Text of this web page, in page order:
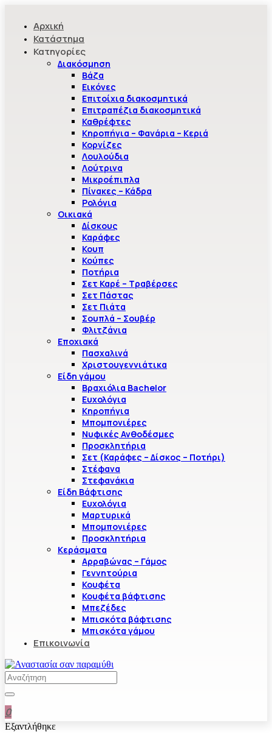
Αρχική
Κατάστημα
Κατηγορίες
Διακόσμηση
Βάζα
Εικόνες
Επιτοίχια διακοσμητικά
Επιτραπέζια διακοσμητικά
Καθρέφτες
Κηροπήγια – Φανάρια – Κεριά
Κορνίζες
Λουλούδια
Λούτρινα
Μικροέπιπλα
Πίνακες – Κάδρα
Ρολόγια
Οικιακά
Δίσκους
Καράφες
Κουπ
Κούπες
Ποτήρια
Σετ Καρέ – Τραβέρσες
Σετ Πάστας
Σετ Πιάτα
Σουπλά – Σουβέρ
Φλιτζάνια
Εποχιακά
Πασχαλινά
Χριστουγεννιάτικα
Είδη γάμου
Βραχιόλια Bachelor
Ευχολόγια
Κηροπήγια
Μπομπονιέρες
Νυφικές Ανθοδέσμες
Προσκλητήρια
Σετ (Καράφες – Δίσκος – Ποτήρι)
Στέφανα
Στεφανάκια
Είδη Βάφτισης
Ευχολόγια
Μαρτυρικά
Μπομπονιέρες
Προσκλητήρια
Κεράσματα
Αρραβώνας – Γάμος
Γεννητούρια
Κουφέτα
Κουφέτα βάφτισης
Μπεζέδες
Μπισκότα βάφτισης
Μπισκότα γάμου
Επικοινωνία
0
Εξαντλήθηκε